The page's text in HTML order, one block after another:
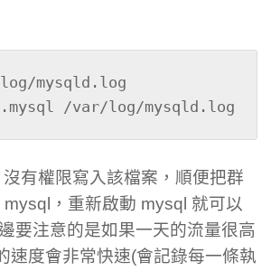
mysqld.log
/var/log/mysqld.log
有權限寫入該檔案，順便把群
，重新啟動 mysql 就可以
要注意的是如果一天的流量很高
速度會非常快速(會記錄每一條執